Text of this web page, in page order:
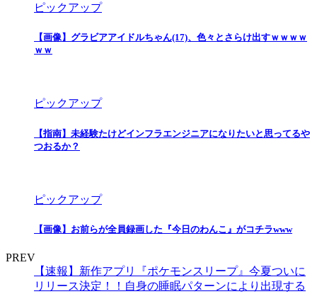
ピックアップ
【画像】グラビアアイドルちゃん(17)、色々とさらけ出すｗｗｗｗ
ｗｗ
ピックアップ
【指南】未経験たけどインフラエンジニアになりたいと思ってるや
つおるか？
ピックアップ
【画像】お前らが全員録画した『今日のわんこ』がコチラwww
PREV
【速報】新作アプリ『ポケモンスリープ』今夏ついに
リリース決定！！自身の睡眠パターンにより出現する